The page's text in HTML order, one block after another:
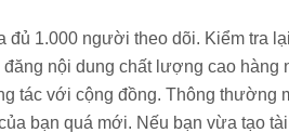
đủ 1.000 người theo dõi. Kiểm tra
nội dung chất lượng cao hàng
tác với cộng đồng. Thông thường
bạn quá mới. Nếu bạn vừa tạo